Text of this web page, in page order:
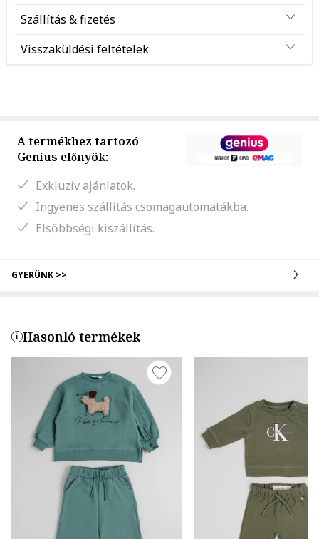
Szállítás & fizetés
Visszaküldési feltételek
A termékhez tartozó
Genius előnyök:
Exkluzív ajánlatok.
Ingyenes szállítás csomagautomatákba.
Elsőbbségi kiszállítás.
GYERÜNK >>
Hasonló termékek